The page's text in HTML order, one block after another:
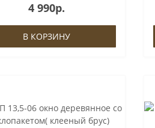
евроручкой и ввёртными
либо петлями ROTO.На
пре..
4 990р.
В КОРЗИНУ